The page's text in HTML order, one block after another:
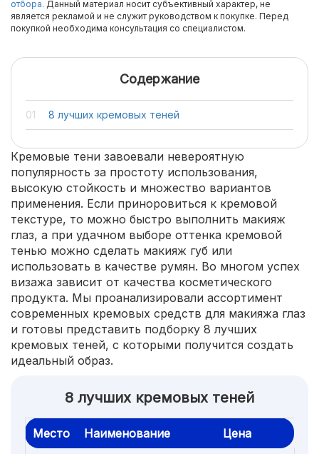
отбора. Данный материал носит субъективный характер, не
является рекламой и не служит руководством к покупке. Перед
покупкой необходима консультация со специалистом.
Содержание
8 лучших кремовых теней
Кремовые тени завоевали невероятную
популярность за простоту использования,
высокую стойкость и множество вариантов
применения. Если приноровиться к кремовой
текстуре, то можно быстро выполнить макияж
глаз, а при удачном выборе оттенка кремовой
тенью можно сделать макияж губ или
использовать в качестве румян. Во многом успех
визажа зависит от качества косметического
продукта. Мы проанализировали ассортимент
современных кремовых средств для макияжа глаз
и готовы представить подборку 8 лучших
кремовых теней, с которыми получится создать
идеальный образ.
8 лучших кремовых теней
Место Наименование Цена